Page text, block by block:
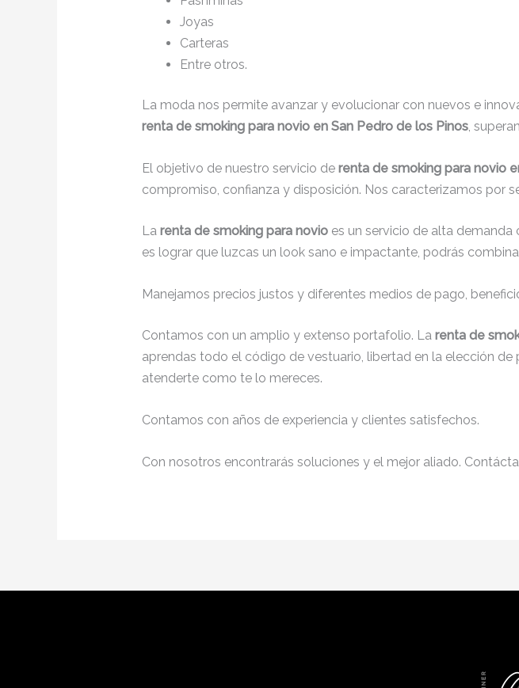
Joyas
Carteras
Entre otros.
La moda nos permite avanzar y evolucionar con nuevos e
renta de smoking para novio en San Pedro de los Pinos,
El objetivo de nuestro servicio de renta de smoking para novio
compromiso, confianza y disposición. Nos caracterizamos por
La renta de smoking para novio es un servicio de alta
es lograr que luzcas un look sano e impactante, podrás
Manejamos precios justos y diferentes medios de pago,
Contamos con un amplio y extenso portafolio. La renta de
aprendas todo el código de vestuario, libertad en la elección
atenderte como te lo mereces.
Contamos con años de experiencia y clientes satisfechos.
Con nosotros encontrarás soluciones y el mejor aliado.